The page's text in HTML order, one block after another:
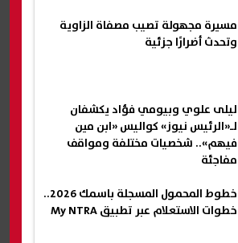
مسيرة مجهولة تصيب مصفاة الزاوية
وتحدث أضرارًا جزئية
ليلى علوي وبيومي فؤاد يكشفان
لـ«الرئيس نيوز» كواليس «ابن مين
فيهم».. شخصيات مختلفة ومواقف
مفاجئة
خطوط المحمول المسجلة باسمك 2026..
خطوات الاستعلام عبر تطبيق My NTRA